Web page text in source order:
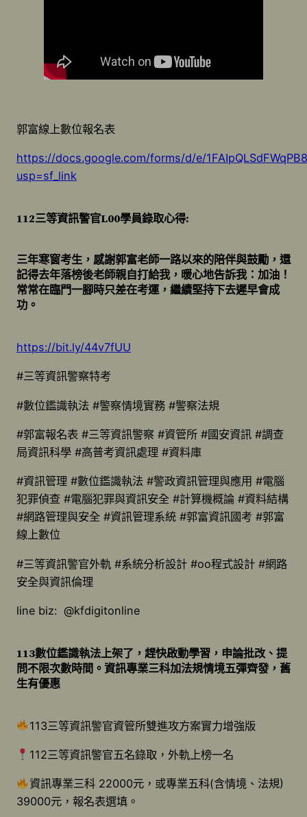
郭富線上數位報名表
https://docs.google.com/forms/d/e/
usp=sf_link
112三等資訊警官L00學員錄取心得:
三年寒窗考生，感謝郭富老師一路以來的陪伴與鼓勵，還
記得去年落榜後老師親自打給我，暖心地告訴我：加油！
常常在臨門一腳時只差在考運，繼續堅持下去遲早會成
功。
https://bit.ly/44v7fUU
#三等資訊警察特考
#數位鑑識執法 #警察情境實務 #警察法規
#郭富報名表 #三等資訊警察 #資管所 #國安資訊 #調查
局資訊科學 #高普考資訊處理 #資料庫
#資訊管理 #數位鑑識執法 #警政資訊管理與應用 #電腦
犯罪偵查 #電腦犯罪與資訊安全 #計算機概論 #資料結構
#網路管理與安全 #資訊管理系統 #郭富資訊國考 #郭富
線上數位
#三等資訊警官外軌 #系統分析設計 #oo程式設計 #網路
安全與資訊倫理
line biz: @kfdigitonline
113數位鑑識執法上架了，趕快啟動學習，申論批改、提
問不限次數時間。資訊專業三科加法規情境五彈齊發， 舊
生有優惠
113三等資訊警官資管所雙進攻方案實力增強版
112三等資訊警官五名錄取，外軌上榜一名
資訊專業三科 22000元，或專業五科(含情境、法規)
39000元，報名表選填。